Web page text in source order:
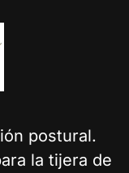
postural.
la tijera de